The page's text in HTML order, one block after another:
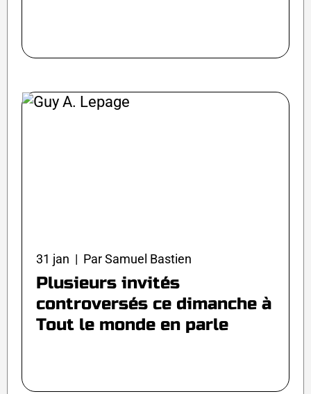
31 jan | Par Samuel Bastien
Plusieurs invités
controversés ce dimanche à
Tout le monde en parle